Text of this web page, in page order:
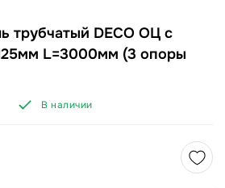
трубчатый DECO ОЦ с
L=3000мм (3 опоры
В наличии